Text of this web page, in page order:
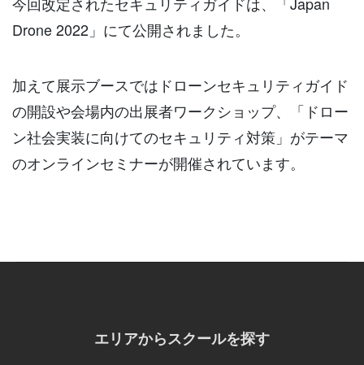
Drone 2022」にて公開されました。
加えて展示ブースではドローンセキュリティガイド
の開設や会場内の出展者ワークショップ、「ドロー
ン社会実装に向けてのセキュリティ対策」がテーマ
のオンラインセミナーが開催されています。
エリアからスクールを探す